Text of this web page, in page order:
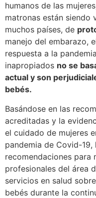
humanos de las
matronas están siendo
muchos países, de
manejo del embarazo,
respuesta a la
inapropiados no se
actual y son
bebés.
Basándose en las
acreditadas y la
el cuidado de mujeres
pandemia de Covid-
recomendaciones para
profesionales del área
servicios en salud
bebés durante la